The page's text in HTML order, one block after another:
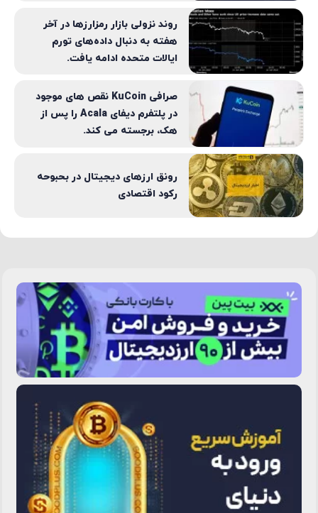
روند نزولی بازار رمزارزها در آخر
هفته به دنبال داده‌های تورم
ایالات متحده ادامه یافت.
صرافی KuCoin نقص های موجود
در پلتفرم دیفای Acala را پس از
هک، برجسته می کند.
رونق ارزهای دیجیتال در بحبوحه
رکود اقتصادی